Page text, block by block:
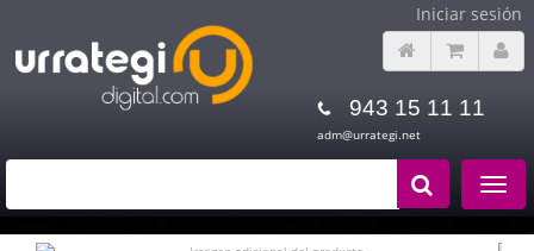
Iniciar sesión
943 15 11 11
adm@urrategi.net
Toggle